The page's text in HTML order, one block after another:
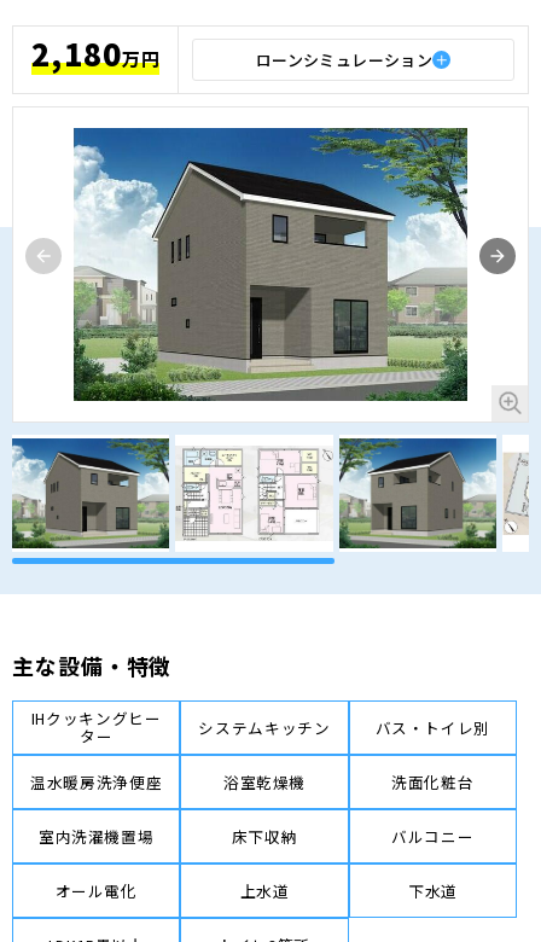
2,180万円 ローンシミュレーション
主な設備・特徴
IHクッキングヒー
ター システムキッチン バス・トイレ別
温水暖房洗浄便座 浴室乾燥機 洗面化粧台
室内洗濯機置場 床下収納 バルコニー
オール電化 上水道 下水道